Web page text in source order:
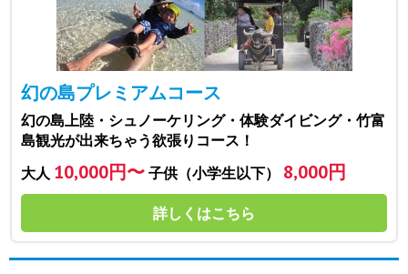
幻の島プレミアムコース
幻の島上陸・シュノーケリング・体験ダイビング・竹富
島観光が出来ちゃう欲張りコース！
大人 10,000円〜 子供（小学生以下） 8,000円
詳しくはこちら